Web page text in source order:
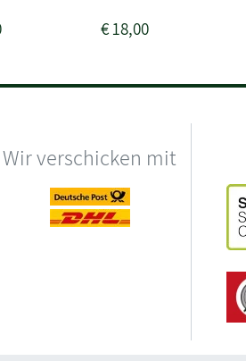
€18,00
Wir verschicken mit